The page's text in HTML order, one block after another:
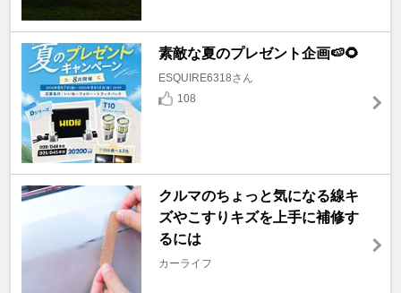
素敵な夏のプレゼント企画🍉🌻
ESQUIRE6318さん
108
クルマのちょっと気になる線キ
ズやこすりキズを上手に補修す
るには
カーライフ